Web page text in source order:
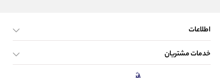
اطلاعات
صفحه اصلی
خدمات مشتریان